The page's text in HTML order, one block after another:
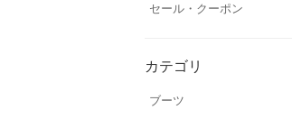
セール・クーポン
カテゴリ
ブーツ